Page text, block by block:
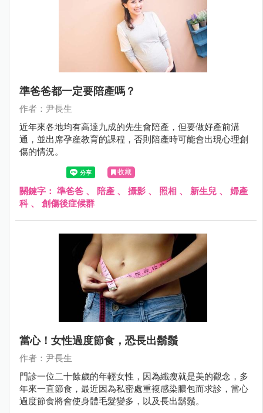
準爸爸都一定要陪產嗎？
作者：尹長生
近年來各地均有高達九成的先生會陪產，但要做好產前溝
通，並出席孕産教育的課程，否則陪產時可能會出現心理創
傷的情況。
收藏
關鍵字： 準爸爸 、 陪產 、 攝影 、 照相 、 新生兒 、 婦產
科、 創傷後症候群
當心！女性過度節食，恐長出鬍鬚
作者：尹長生
門診一位二十餘歲的年輕女性，因為纖瘦就是美的觀念，多
年來一直節食，最近因為私密處重複感染膿包而求診，當心
過度節食將會使身體毛髮變多，以及長出鬍鬚。